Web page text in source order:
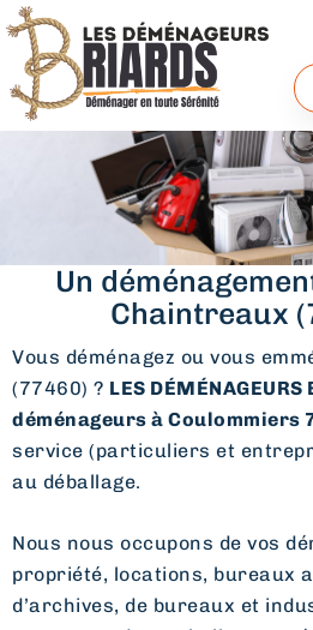
Un
Chaintreaux
Vous déménagez ou vous
(77460) ? LES DÉMÉNAGEURS
déménageurs à Coulommiers
service (particuliers et
au déballage.
Nous nous occupons de vos
propriété, locations, bureaux
d’archives, de bureaux et